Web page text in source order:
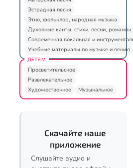
Эстрадная песня
Этно, фольклор, народная музыка
Духовные канты, стихи, песни, романсы
Современная вокальная и
Учебные материалы по музыке и пению
ДЕТЯМ
Просветительское
Развлекательное
Художественное
Музыкальное
Скачайте наше
приложение
Слушайте аудио и